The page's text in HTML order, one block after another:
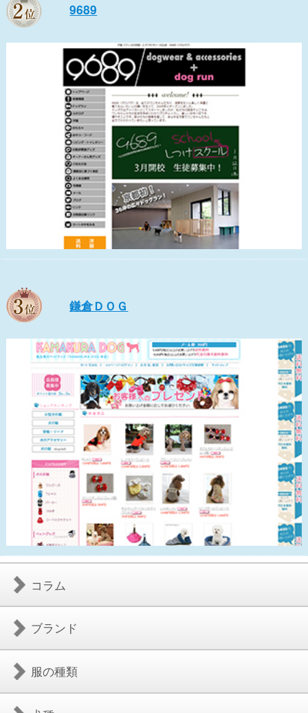
9689
鎌倉ＤＯＧ
コラム
ブランド
服の種類